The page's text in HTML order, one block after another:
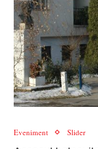
Eveniment Slider